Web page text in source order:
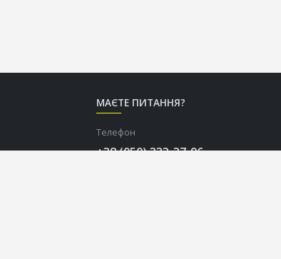
МАЄТЕ ПИТАННЯ?
Телефон
+38 (050) 333-37-96